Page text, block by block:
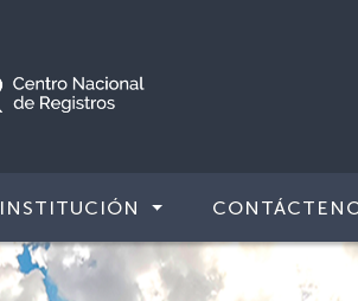
INSTITUCIÓN